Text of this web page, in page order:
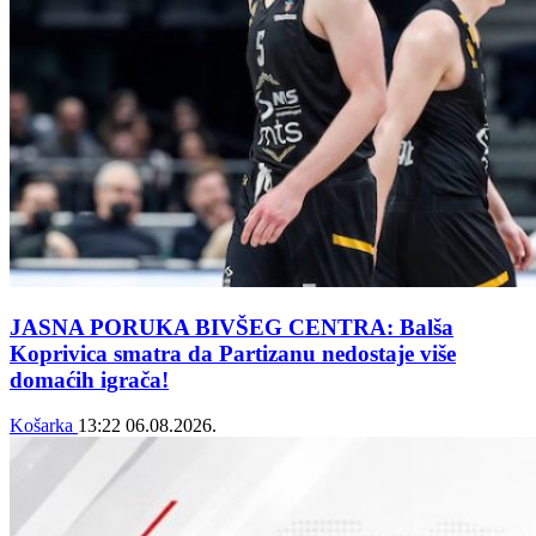
JASNA PORUKA BIVŠEG CENTRA: Balša
Koprivica smatra da Partizanu nedostaje više
domaćih igrača!
Košarka 13:22 06.08.2026.